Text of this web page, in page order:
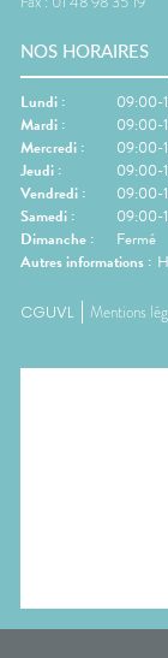
NOS HORAIRES
Lundi :
09:00-
Mardi :
09:00-
Mercredi :
09:00-
Jeudi :
09:00-
Vendredi :
09:00-
Samedi :
09:00-
Dimanche :
Fermé
Autres informations :
CGUVL Mentions